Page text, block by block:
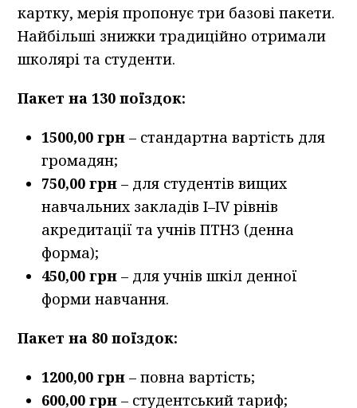
картку, мерія пропонує три базові пакети.
Найбільші знижки традиційно отримали
школярі та студенти.
Пакет на 130 поїздок:
1500,00 грн – стандартна вартість для
громадян;
750,00 грн – для студентів вищих
навчальних закладів І–IV рівнів
акредитації та учнів ПТНЗ (денна
форма);
450,00 грн – для учнів шкіл денної
форми навчання.
Пакет на 80 поїздок:
1200,00 грн – повна вартість;
600,00 грн – студентський тариф;